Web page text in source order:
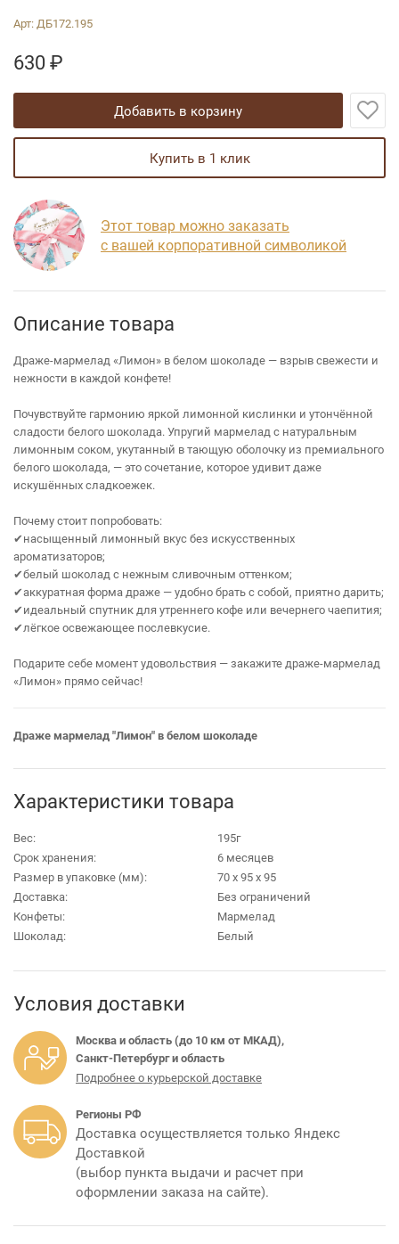
Арт:ДБ172.195
630 ₽
добавить в корзину
купить в 1 клик
Этот товар можно заказать
с вашей корпоративной символикой
Описание товара
Драже‑мармелад «Лимон» в белом шоколаде — взрыв свежести и
нежности в каждой конфете!
Почувствуйте гармонию яркой лимонной кислинки и утончённой
сладости белого шоколада. Упругий мармелад с натуральным
лимонным соком, укутанный в тающую оболочку из премиального
белого шоколада, — это сочетание, которое удивит даже
искушённых сладкоежек.
Почему стоит попробовать:
✔насыщенный лимонный вкус без искусственных
ароматизаторов;
✔белый шоколад с нежным сливочным оттенком;
✔аккуратная форма драже — удобно брать с собой, приятно дарить;
✔идеальный спутник для утреннего кофе или вечернего чаепития;
✔лёгкое освежающее послевкусие.
Подарите себе момент удовольствия — закажите драже‑мармелад
«Лимон» прямо сейчас!
Драже мармелад "Лимон" в белом шоколаде
Характеристики товара
Вес:
195г
Срок хранения:
6 месяцев
Размер в упаковке (мм):
70 х 95 х 95
Доставка:
Без ограничений
Конфеты:
Мармелад
Шоколад:
Белый
Условия доставки
Москва и область (до 10 км от МКАД),
Санкт-Петербург и область
Подробнее о курьерской доставке
Регионы РФ
Доставка осуществляется только Яндекс
Доставкой
(выбор пункта выдачи и расчет при
оформлении заказа на сайте).